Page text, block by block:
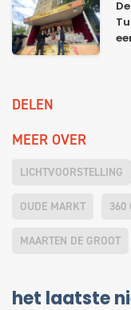
DELEN
MEER OVER
LICHTVOORSTELLING
OUDE MARKT 360
MAARTEN DE GROOT
het laatste